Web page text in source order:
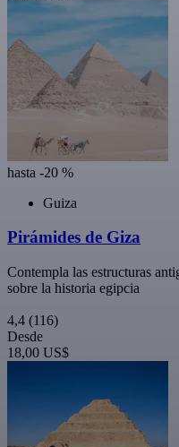
hasta -20 %
Guiza
Pirámides de Giza
Contempla las estructuras
sobre la historia egipcia
4,4 (116)
Desde
18,00 US$